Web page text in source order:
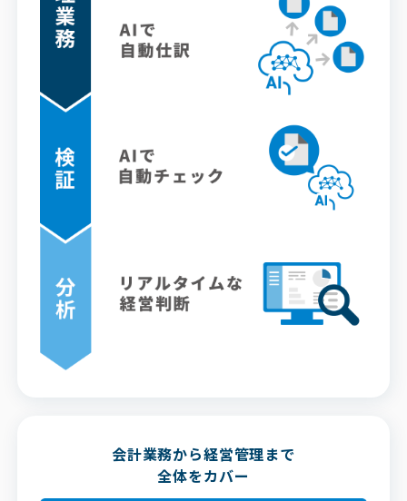
会計業務から経営管理まで
全体をカバー